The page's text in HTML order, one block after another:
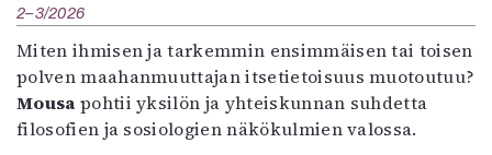
2–3/2026
Miten ihmisen ja tarkemmin ensimmäisen tai toisen
polven maahanmuuttajan itsetietoisuus muotoutuu?
Mousa pohtii yksilön ja yhteiskunnan suhdetta
filosofien ja sosiologien näkökulmien valossa.